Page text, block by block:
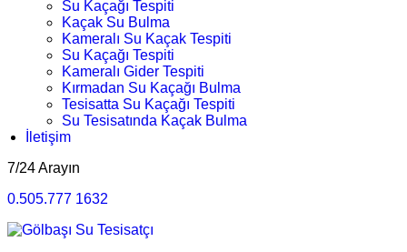
Su Kaçağı Tespiti
Kaçak Su Bulma
Kameralı Su Kaçak Tespiti
Su Kaçağı Tespiti
Kameralı Gider Tespiti
Kırmadan Su Kaçağı Bulma
Tesisatta Su Kaçağı Tespiti
Su Tesisatında Kaçak Bulma
İletişim
7/24 Arayın
0.505.777 1632